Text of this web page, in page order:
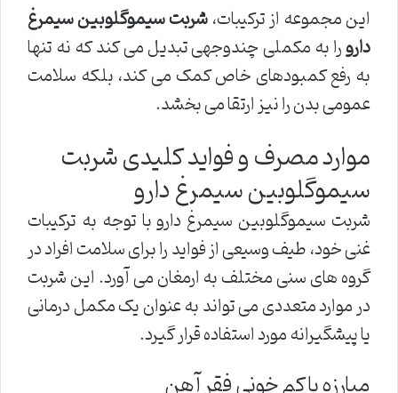
این مجموعه از ترکیبات،شربت سیموگلوبین سیمرغ
دارورا به مکملی چندوجهی تبدیل می کند که نه تنها
به رفع کمبودهای خاص کمک می کند، بلکه سلامت
عمومی بدن را نیز ارتقا می بخشد.
موارد مصرف و فواید کلیدی شربت
سیموگلوبین سیمرغ دارو
شربت سیموگلوبین سیمرغ دارو با توجه به ترکیبات
غنی خود، طیف وسیعی از فواید را برای سلامت افراد در
گروه های سنی مختلف به ارمغان می آورد. این شربت
در موارد متعددی می تواند به عنوان یک مکمل درمانی
یا پیشگیرانه مورد استفاده قرار گیرد.